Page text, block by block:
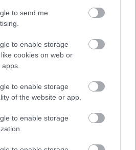
to send me
to enable storage
cookies on web or
to enable storage
of the website or app.
to enable storage
Podcast